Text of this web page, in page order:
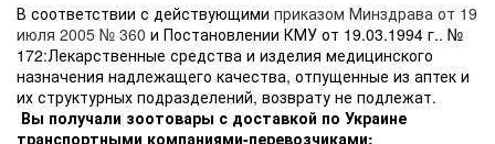
В соответствии с действующими приказом Минздрава от 19
июля 2005 № 360 и Постановлении КМУ от 19.03.1994 г.. №
172:Лекарственные средства и изделия медицинского
назначения надлежащего качества, отпущенные из аптек и
их структурных подразделений, возврату не подлежат.
Вы получали зоотовары с доставкой по Украине
транспортными компаниями-перевозчиками: